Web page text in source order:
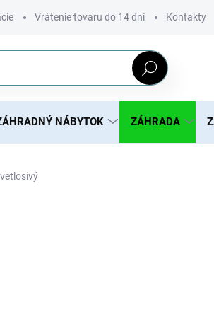
Vrátenie tovaru do 14 dní Kontakty
Hľadať
NÁBYTOK ZÁHRADA